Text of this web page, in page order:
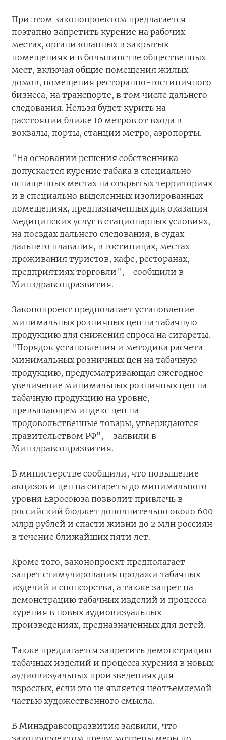
При этом законопроектом предлагается
поэтапно запретить курение на рабочих
местах, организованных в закрытых
помещениях и в большинстве общественных
мест, включая общие помещения жилых
домов, помещения ресторанно-гостиничного
бизнеса, на транспорте, в том числе дальнего
следования. Нельзя будет курить на
расстоянии ближе 10 метров от входа в
вокзалы, порты, станции метро, аэропорты.
"На основании решения собственника
допускается курение табака в специально
оснащенных местах на открытых территориях
и в специально выделенных изолированных
помещениях, предназначенных для оказания
медицинских услуг в стационарных условиях,
на поездах дальнего следования, в судах
дальнего плавания, в гостиницах, местах
проживания туристов, кафе, ресторанах,
предприятиях торговли", - сообщили в
Минздравсоцразвития.
Законопроект предполагает установление
минимальных розничных цен на табачную
продукцию для снижения спроса на сигареты.
"Порядок установления и методика расчета
минимальных розничных цен на табачную
продукцию, предусматривающая ежегодное
увеличение минимальных розничных цен на
табачную продукцию на уровне,
превышающем индекс цен на
продовольственные товары, утверждаются
правительством РФ", - заявили в
Минздравсоцразвития.
В министерстве сообщили, что повышение
акцизов и цен на сигареты до минимального
уровня Евросоюза позволит привлечь в
российский бюджет дополнительно около 600
млрд рублей и спасти жизни до 2 млн россиян
в течение ближайших пяти лет.
Кроме того, законопроект предполагает
запрет стимулирования продажи табачных
изделий и спонсорства, а также запрет на
демонстрацию табачных изделий и процесса
курения в новых аудиовизуальных
произведениях, предназначенных для детей.
Также предлагается запретить демонстрацию
табачных изделий и процесса курения в новых
аудиовизуальных произведениях для
взрослых, если это не является неотъемлемой
частью художественного смысла.
В Минздравсоцразвития заявили, что